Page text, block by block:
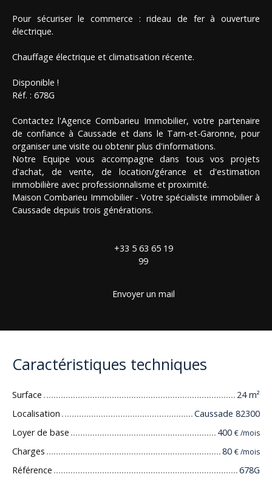
Pour sécuriser le commerce : rideau de fer à ouverture
électrique.
Chauffage électrique et climatisation récente.
Disponible !
Réf. : 678G
Contactez l'Agence Combarieu Immobilier, votre partenaire
de confiance à Caussade et dans le Tarn-et-Garonne, pour
organiser une visite ou obtenir plus d'informations.
Notre Equipe vous accompagne dans tous vos projets
d'achat, de vente, de location/gérance et d'estimation
immobilière avec professionnalisme et proximité.
Maison Combarieu Immobilier - Votre spécialiste immobilier à
Caussade depuis trois générations.
+33 5 63 65 19
99
Envoyer un mail
Caractéristiques techniques
Surface 24m²
Localisation
Caussade 82300
Loyer de base
400 € /mois
Charges 80 € /mois
Référence 678G